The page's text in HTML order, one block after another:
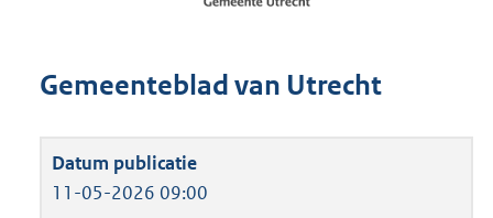
Gemeenteblad van Utrecht
11-05-2026 09:00